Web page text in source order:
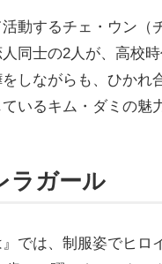
動するチェ・ウン（
同士の2人が、高校
しながらも、ひか
いるキム・ダミの魅
ラガール
では、制服姿でヒロ